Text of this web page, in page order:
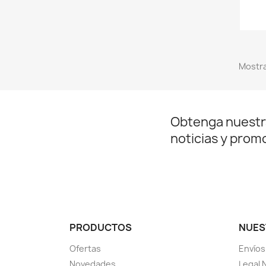
Obtenga
noticias y
PRODUCTOS
Ofertas
Envíos